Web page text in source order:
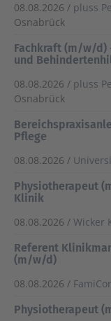
08.08.2026 / pluss
Osnabrück
Fachkraft (m/w/d)
und
08.08.2026 / pluss
Osnabrück
Pflege
08.08.2026 /
Physiotherapeut
Klinik
08.08.2026 / Wicker
Referent
(m/w/d)
08.08.2026 /
Physiotherapeut